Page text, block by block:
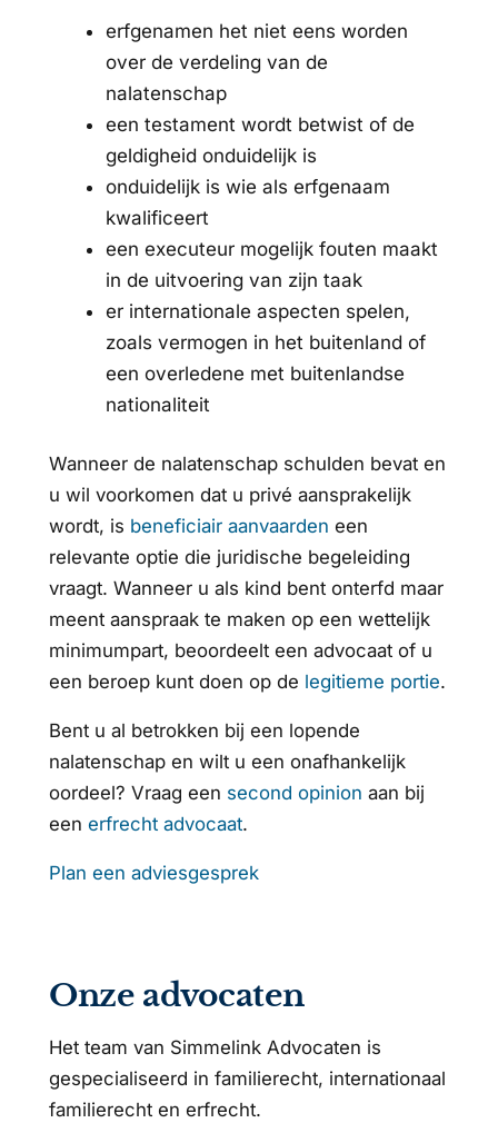
erfgenamen het niet eens worden
over de verdeling van de
nalatenschap
een testament wordt betwist of de
geldigheid onduidelijk is
onduidelijk is wie als erfgenaam
kwalificeert
een executeur mogelijk fouten maakt
in de uitvoering van zijn taak
er internationale aspecten spelen,
zoals vermogen in het buitenland of
een overledene met buitenlandse
nationaliteit
Wanneer de nalatenschap schulden bevat en
u wil voorkomen dat u privé aansprakelijk
wordt, is beneficiair aanvaarden een
relevante optie die juridische begeleiding
vraagt. Wanneer u als kind bent onterfd maar
meent aanspraak te maken op een wettelijk
minimumpart, beoordeelt een advocaat of u
een beroep kunt doen op de legitieme portie.
Bent u al betrokken bij een lopende
nalatenschap en wilt u een onafhankelijk
oordeel? Vraag een second opinion aan bij
een erfrecht advocaat.
Plan een adviesgesprek
Onze advocaten
Het team van Simmelink Advocaten is
gespecialiseerd in familierecht, internationaal
familierecht en erfrecht.